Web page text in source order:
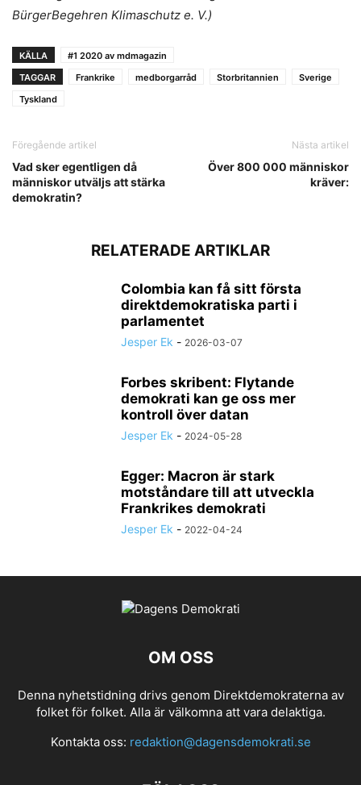
BürgerBegehren Klimaschutz e. V.)
KÄLLA
#1 2020 av mdmagazin
TAGGAR
Frankrike medborgarråd Storbritannien
Sverige
Tyskland
Föregående artikel
Vad sker egentligen då
människor utväljs att stärka
demokratin?
Nästa artikel
Över 800 000 människor
kräver:
RELATERADE ARTIKLAR
Colombia kan få sitt första
direktdemokratiska parti i
parlamentet
Jesper Ek - 2026-03-07
Forbes skribent: Flytande
demokrati kan ge oss mer
kontroll över datan
Jesper Ek - 2024-05-28
Egger: Macron är stark
motståndare till att utveckla
Frankrikes demokrati
Jesper Ek - 2022-04-24
OM OSS
Denna nyhetstidning drivs genom Direktdemokraterna av
folket för folket. Alla är välkomna att vara delaktiga.
Kontakta oss: redaktion@dagensdemokrati.se